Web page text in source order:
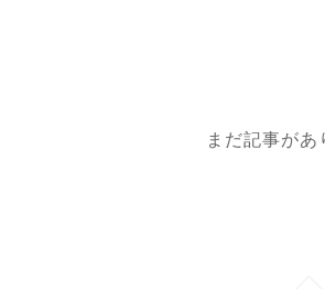
まだ記事があ